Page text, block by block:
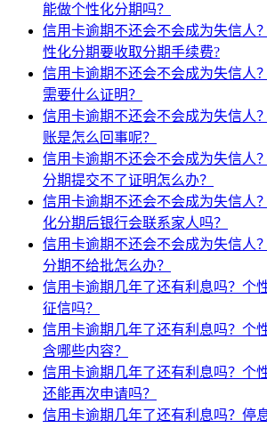
能做个性化分期吗？
信用卡逾期不还会不会成为失信人
性化分期要收取分期手续费?
信用卡逾期不还会不会成为失信人
需要什么证明？
信用卡逾期不还会不会成为失信人
账是怎么回事呢？
信用卡逾期不还会不会成为失信人
分期提交不了证明怎么办？
信用卡逾期不还会不会成为失信人
化分期后银行会联系家人吗？
信用卡逾期不还会不会成为失信人
分期不给批怎么办？
信用卡逾期几年了还有利息吗？个
征信吗？
信用卡逾期几年了还有利息吗？个
含哪些内容？
信用卡逾期几年了还有利息吗？个
还能再次申请吗？
信用卡逾期几年了还有利息吗？停